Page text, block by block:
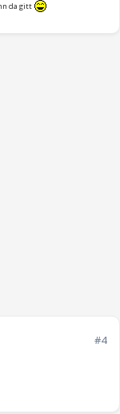
da gitt
#4